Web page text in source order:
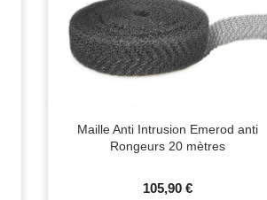
Maille Anti Intrusion Emerod anti
Rongeurs 20 mètres
105,90 €